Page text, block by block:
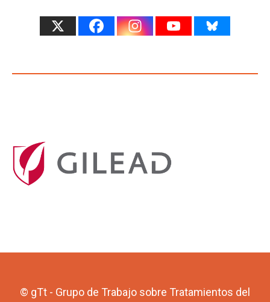
© gTt - Grupo de Trabajo sobre Tratamientos del